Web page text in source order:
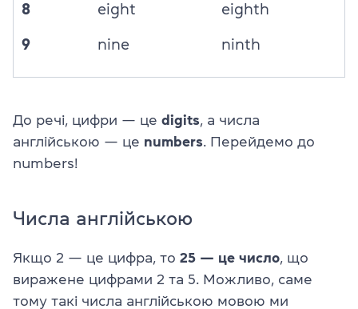
8
9
eight
nine
eighth
ninth
До речі, цифри — це digits , а числа
англійською — це numbers . Перейдемо до
numbers!
Числа англійською
Якщо 2 — це цифра, то 25 — це число , що
виражене цифрами 2 та 5. Можливо, саме
тому такі числа англійською мовою ми